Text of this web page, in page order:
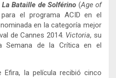
La Bataille de Solférino (Age of
el programa ACID en el
en la categoría mejor
de Cannes 2014. Victoria, su
Semana de la Crítica en el
Efira, la película recibió cinco